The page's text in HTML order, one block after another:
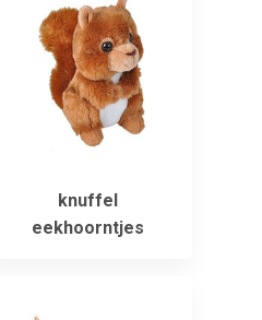
knuffel
eekhoorntjes